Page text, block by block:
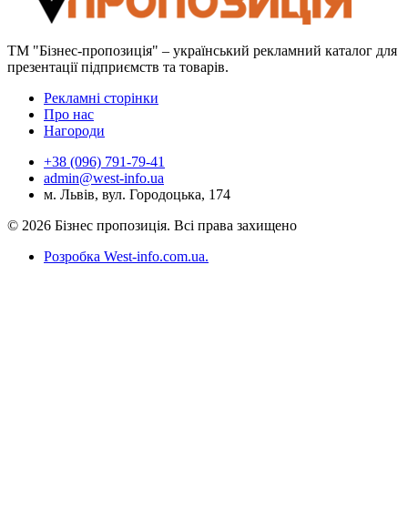
ТМ "Бізнес-пропозиція" – український рекламний каталог для
презентації підприємств та товарів.
Рекламні сторінки
Про нас
Нагороди
+38 (096) 791-79-41
admin@west-info.ua
м. Львів, вул. Городоцька, 174
© 2026 Бізнес пропозиція. Всі права захищено
Розробка West-info.com.ua.